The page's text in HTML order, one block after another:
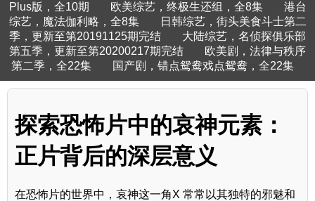
Plus版，全10期
欧美综艺，终极生还组，全8集
港台
综艺，魔法伽利略，全8集
日韩综艺，街头美食斗士第二
季，更新至第20191125期完结
大陆综艺，名侦探俱乐部
第五季，更新至第20200217期完结
欧美剧，法律与秩序
第二季，全22集
国产剧，错点鸳鸯戏点鸳鸯，全22集
探索恐怖片中的哀神元素：
正片背后的深层意义
在恐怖片的世界中，哀神这一角X 常常以其独特的邪魅和